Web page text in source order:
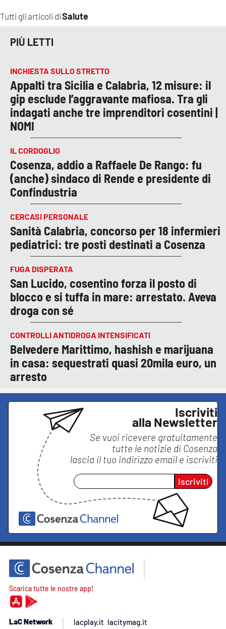
Tutti gli articoli diSalute
PIÙ LETTI
INCHIESTA SULLO STRETTO
Appalti tra Sicilia e Calabria, 12 misure: il
gip esclude l’aggravante mafiosa. Tra gli
indagati anche tre imprenditori cosentini |
NOMI
IL CORDOGLIO
Cosenza, addio a Raffaele De Rango: fu
(anche) sindaco di Rende e presidente di
Confindustria
CERCASI PERSONALE
Sanità Calabria, concorso per 18 infermieri
pediatrici: tre posti destinati a Cosenza
FUGA DISPERATA
San Lucido, cosentino forza il posto di
blocco e si tuffa in mare: arrestato. Aveva
droga con sé
CONTROLLI ANTIDROGA INTENSIFICATI
Belvedere Marittimo, hashish e marijuana
in casa: sequestrati quasi 20mila euro, un
arresto
Iscriviti
alla Newsletter
Se vuoi ricevere gratuitamente
tutte le notizie di Cosenza
lascia il tuo indirizzo email e iscriviti
Iscriviti
Scarica tutte le nostre app!
LaC Network
lacplay.it lacitymag.it